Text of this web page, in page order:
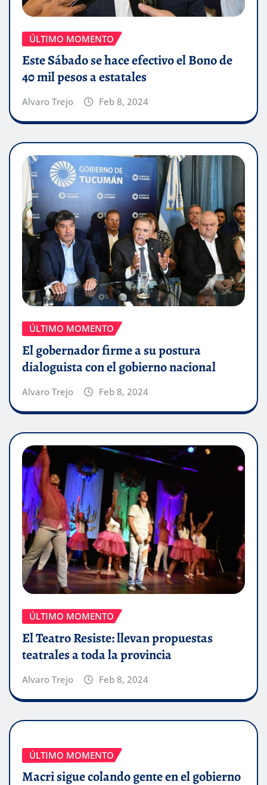
ÚLTIMO MOMENTO
Este Sábado se hace efectivo el Bono de
40 mil pesos a estatales
Alvaro Trejo Feb 8, 2024
ÚLTIMO MOMENTO
El gobernador firme a su postura
dialoguista con el gobierno nacional
Alvaro Trejo Feb 8, 2024
ÚLTIMO MOMENTO
El Teatro Resiste: llevan propuestas
teatrales a toda la provincia
Alvaro Trejo Feb 8, 2024
ÚLTIMO MOMENTO
Macri sigue colando gente en el gobierno